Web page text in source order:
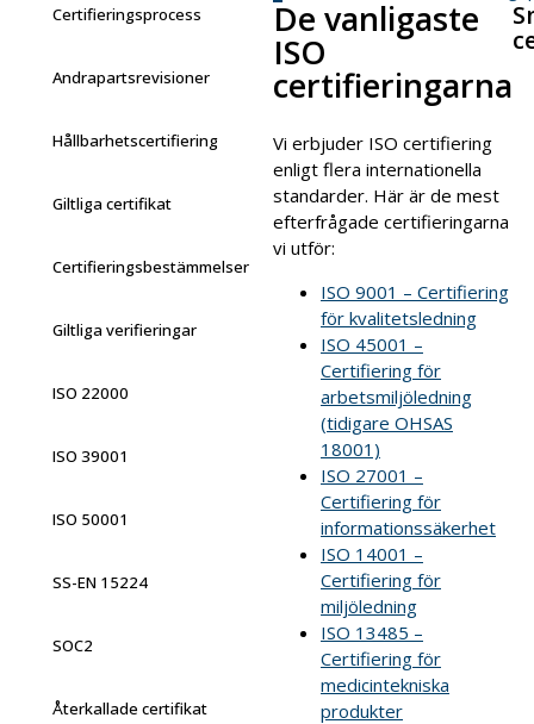
Certifieringsprocess
Andrapartsrevisioner
Hållbarhetscertifiering
Giltliga certifikat
Certifieringsbestämmelser
Giltliga verifieringar
ISO 22000
ISO 39001
ISO 50001
SS-EN 15224
SOC2
Återkallade certifikat
De vanligaste
ISO
certifieringarna
Vi erbjuder ISO certifiering
enligt flera internationella
standarder. Här är de mest
efterfrågade certifieringarna
vi utför:
ISO 9001 – Certifiering
för kvalitetsledning
ISO 45001 –
Certifiering för
arbetsmiljöledning
(tidigare OHSAS
18001)
ISO 27001 –
Certifiering för
informationssäkerhet
ISO 14001 –
Certifiering för
miljöledning
ISO 13485 –
Certifiering för
medicintekniska
produkter